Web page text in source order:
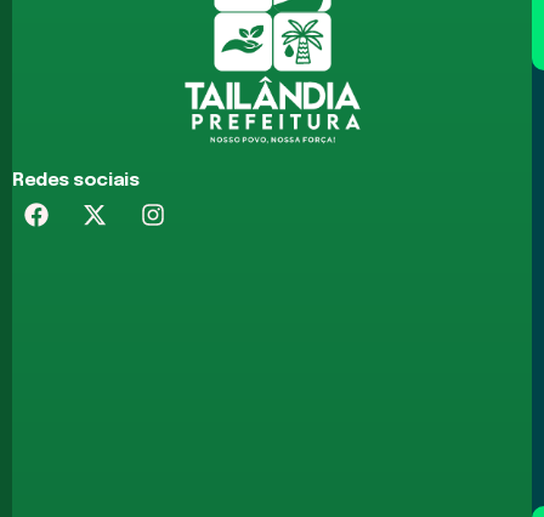
Redes sociais